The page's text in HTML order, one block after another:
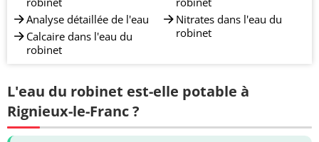
Analyse détaillée de l'eau
Calcaire dans l'eau du
robinet
Nitrates dans l'eau du
robinet
L'eau du robinet est-elle potable à
Rignieux-le-Franc ?